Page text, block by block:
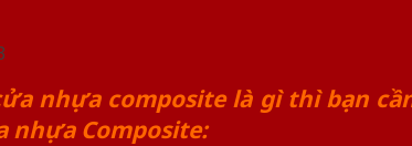
nhựa composite là gì thì bạn
nhựa Composite: